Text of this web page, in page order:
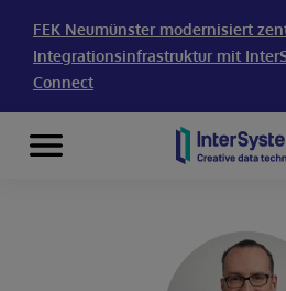
FEK Neumünster modernisiert
Integrationsinfrastruktur mit
Connect
Skip to content
Menu